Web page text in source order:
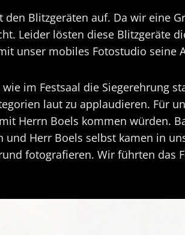
Blitzgeräten auf. Da wir eine
Leider lösten diese Blitzgeräte
unser mobiles Fotostudio seine
im Festsaal die Siegerehrung
laut zu applaudieren. Für
Herrn Boels kommen würden.
und Herr Boels selbst kamen in
fotografieren. Wir führten das